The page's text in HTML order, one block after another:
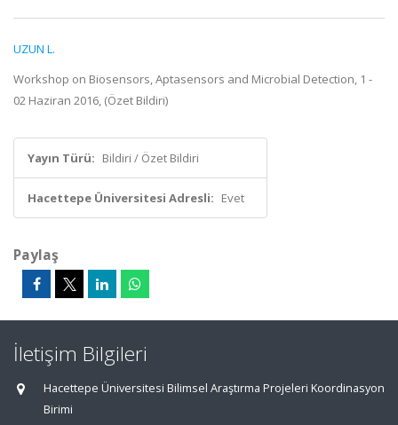
UZUN L.
Workshop on Biosensors, Aptasensors and Microbial Detection, 1 -
02 Haziran 2016, (Özet Bildiri)
Yayın Türü: Bildiri / Özet Bildiri
Hacettepe Üniversitesi Adresli: Evet
Paylaş
İletişim Bilgileri
Hacettepe Üniversitesi Bilimsel Araştırma Projeleri Koordinasyon
Birimi